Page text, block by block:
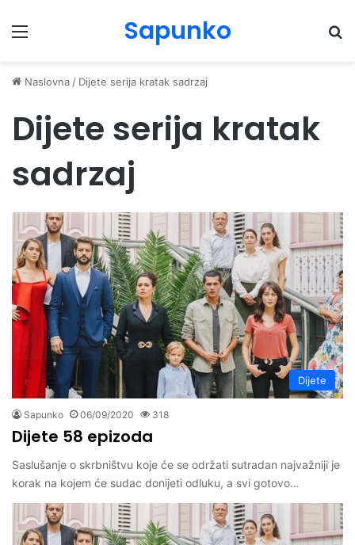
Menu Sapunko
Naslovna / Dijete serija kratak sadrzaj
Dijete serija kratak
sadrzaj
Dijete
Sapunko 06/09/2020 318
Dijete 58 epizoda
Saslušanje o skrbništvu koje će se održati sutradan najvažniji je
korak na kojem će sudac donijeti odluku, a svi gotovo…